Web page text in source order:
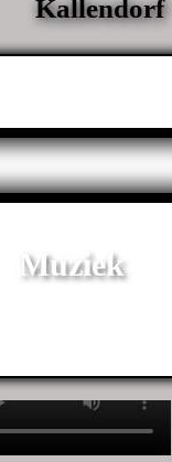
Kallendorf
Muziek